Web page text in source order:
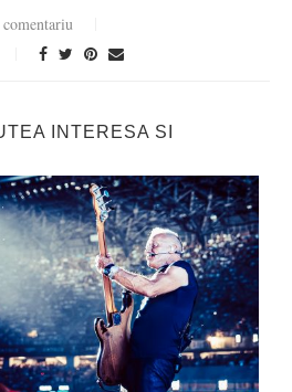
INTERESA SI